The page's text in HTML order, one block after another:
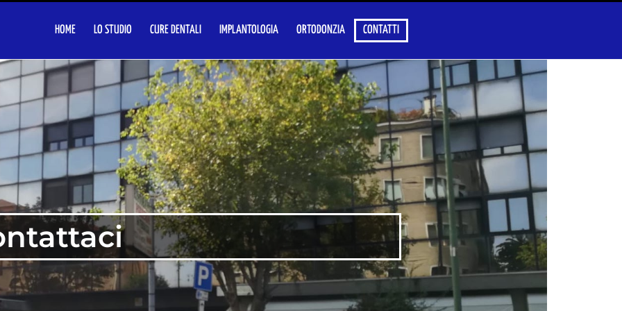
HOME LO STUDIO CURE DENTALI IMPLANTOLOGIA ORTODONZIA CONTATTI